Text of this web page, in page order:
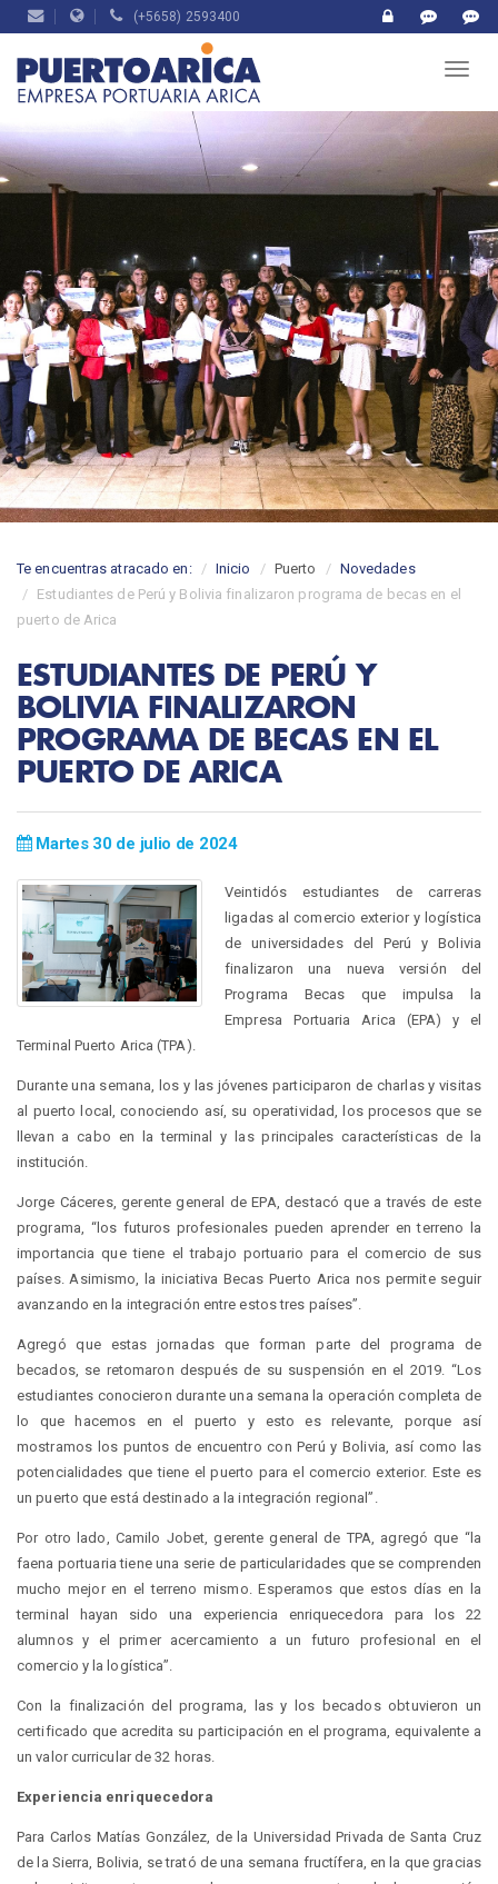
(+5658) 2593400
Te encuentras atracado en: Inicio Puerto
Novedades
Estudiantes de Perú y Bolivia finalizaron programa de becas en el
puerto de Arica
ESTUDIANTES DE PERÚ Y
BOLIVIA FINALIZARON
PROGRAMA DE BECAS EN EL
PUERTO DE ARICA
Martes 30 de julio de 2024
Veintidós estudiantes de carreras
ligadas al comercio exterior y logística
de universidades del Perú y Bolivia
finalizaron una nueva versión del
Programa Becas que impulsa la
Empresa Portuaria Arica (EPA) y el
Terminal Puerto Arica (TPA).
Durante una semana, los y las jóvenes participaron de charlas y visitas
al puerto local, conociendo así, su operatividad, los procesos que se
llevan a cabo en la terminal y las principales características de la
institución.
Jorge Cáceres, gerente general de EPA, destacó que a través de este
programa, “los futuros profesionales pueden aprender en terreno la
importancia que tiene el trabajo portuario para el comercio de sus
países. Asimismo, la iniciativa Becas Puerto Arica nos permite seguir
avanzando en la integración entre estos tres países”.
Agregó que estas jornadas que forman parte del programa de
becados, se retomaron después de su suspensión en el 2019. “Los
estudiantes conocieron durante una semana la operación completa de
lo que hacemos en el puerto y esto es relevante, porque así
mostramos los puntos de encuentro con Perú y Bolivia, así como las
potencialidades que tiene el puerto para el comercio exterior. Este es
un puerto que está destinado a la integración regional”.
Por otro lado, Camilo Jobet, gerente general de TPA, agregó que “la
faena portuaria tiene una serie de particularidades que se comprenden
mucho mejor en el terreno mismo. Esperamos que estos días en la
terminal hayan sido una experiencia enriquecedora para los 22
alumnos y el primer acercamiento a un futuro profesional en el
comercio y la logística”.
Con la finalización del programa, las y los becados obtuvieron un
certificado que acredita su participación en el programa, equivalente a
un valor curricular de 32 horas.
Experiencia enriquecedora
Para Carlos Matías González, de la Universidad Privada de Santa Cruz
de la Sierra, Bolivia, se trató de una semana fructífera, en la que gracias